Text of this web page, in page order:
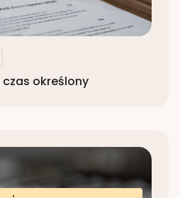
określony